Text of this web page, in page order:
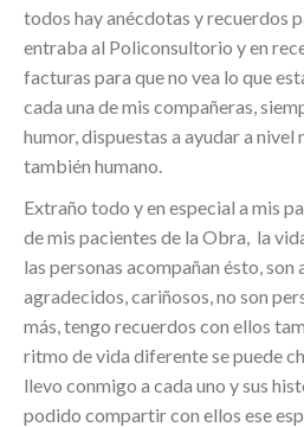
todos hay anécdotas y recuerdos
entraba al Policonsultorio y en
facturas para que no vea lo que
cada una de mis compañeras,
humor, dispuestas a ayudar a nivel
también humano.
Extraño todo y en especial a mis
de mis pacientes de la Obra, la
las personas acompañan ésto,
agradecidos, cariñosos, no son
más, tengo recuerdos con ellos
ritmo de vida diferente se puede
llevo conmigo a cada uno y sus
podido compartir con ellos ese